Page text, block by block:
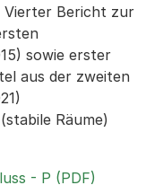
Vierter Bericht zur
sowie erster
aus der zweiten
Räume)
- P (PDF)